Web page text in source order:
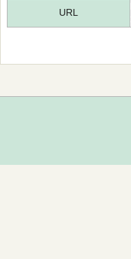
URL